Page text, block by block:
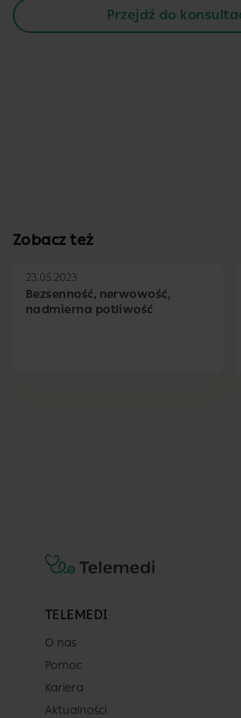
Przejdź do
Zobacz też
23.05.2023
Bezsenność, nerwowość,
nadmierna potliwość
TELEMEDI
O nas
Pomoc
Kariera
Aktualności